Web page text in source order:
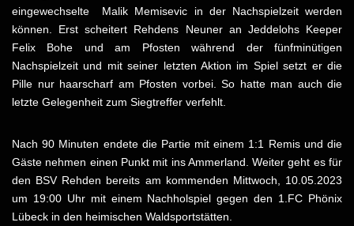
eingewechselte Malik Memisevic in der Nachspielzeit werden
können. Erst scheitert Rehdens Neuner an Jeddelohs Keeper
Felix Bohe und am Pfosten während der fünfminütigen
Nachspielzeit und mit seiner letzten Aktion im Spiel setzt er die
Pille nur haarscharf am Pfosten vorbei. So hatte man auch die
letzte Gelegenheit zum Siegtreffer verfehlt.
Nach 90 Minuten endete die Partie mit einem 1:1 Remis und die
Gäste nehmen einen Punkt mit ins Ammerland. Weiter geht es für
den BSV Rehden bereits am kommenden Mittwoch, 10.05.2023
um 19:00 Uhr mit einem Nachholspiel gegen den 1.FC Phönix
Lübeck in den heimischen Waldsportstätten.